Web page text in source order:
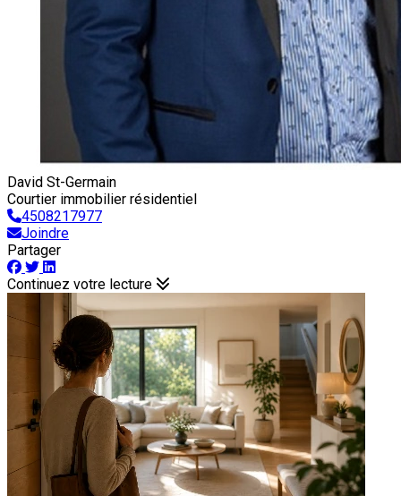
David St-Germain
Courtier immobilier résidentiel
4508217977
Joindre
Partager
Continuez votre lecture